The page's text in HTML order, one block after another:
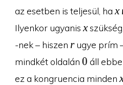
az esetben is teljesül, ha x
x
Ilyenkor ugyanis x
x
-nek – hiszen r
rugye prím
mindkét oldalán 0
0 áll
ez a kongruencia minden